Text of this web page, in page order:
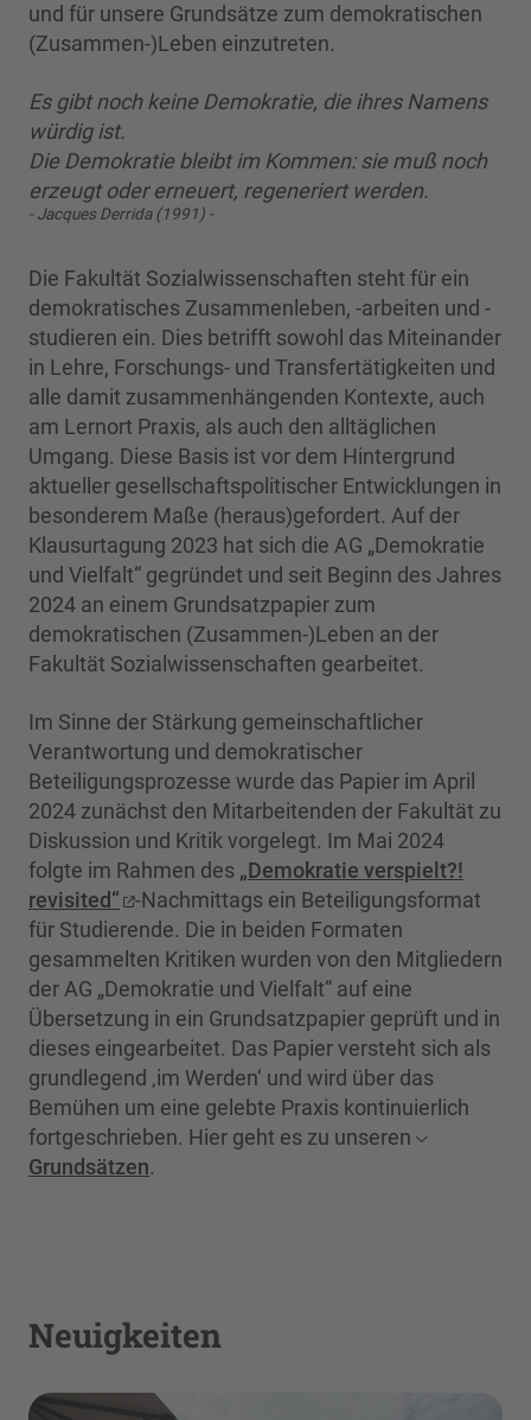
und für unsere Grundsätze zum demokratischen
(Zusammen-)Leben einzutreten.
Es gibt noch keine Demokratie, die ihres Namens
würdig ist.
Die Demokratie bleibt im Kommen: sie muß noch
erzeugt oder erneuert, regeneriert werden.
- Jacques Derrida (1991) -
Die Fakultät Sozialwissenschaften steht für ein
demokratisches Zusammenleben, -arbeiten und -
studieren ein. Dies betrifft sowohl das Miteinander
in Lehre, Forschungs- und Transfertätigkeiten und
alle damit zusammenhängenden Kontexte, auch
am Lernort Praxis, als auch den alltäglichen
Umgang. Diese Basis ist vor dem Hintergrund
aktueller gesellschaftspolitischer Entwicklungen in
besonderem Maße (heraus)gefordert. Auf der
Klausurtagung 2023 hat sich die AG „Demokratie
und Vielfalt“ gegründet und seit Beginn des Jahres
2024 an einem Grundsatzpapier zum
demokratischen (Zusammen-)Leben an der
Fakultät Sozialwissenschaften gearbeitet.
Im Sinne der Stärkung gemeinschaftlicher
Verantwortung und demokratischer
Beteiligungsprozesse wurde das Papier im April
2024 zunächst den Mitarbeitenden der Fakultät zu
Diskussion und Kritik vorgelegt. Im Mai 2024
folgte im Rahmen des „Demokratie verspielt?!
revisited“
-Nachmittags ein Beteiligungsformat
für Studierende. Die in beiden Formaten
gesammelten Kritiken wurden von den Mitgliedern
der AG „Demokratie und Vielfalt“ auf eine
Übersetzung in ein Grundsatzpapier geprüft und in
dieses eingearbeitet. Das Papier versteht sich als
grundlegend ‚im Werden‘ und wird über das
Bemühen um eine gelebte Praxis kontinuierlich
fortgeschrieben. Hier geht es zu unseren
Grundsätzen.
Neuigkeiten